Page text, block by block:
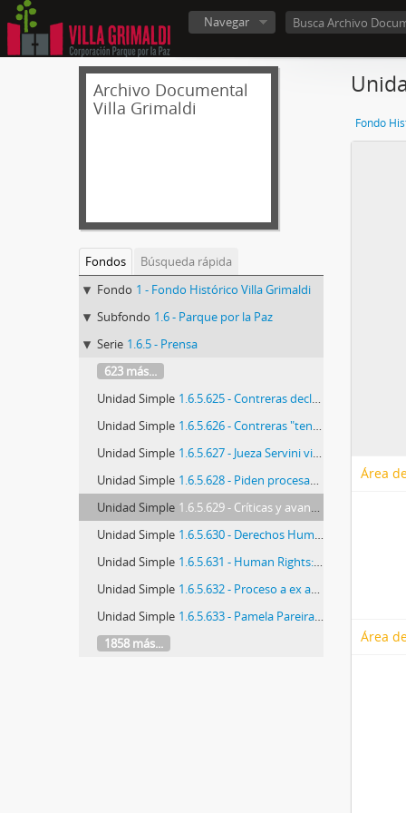
Navegar
Archivo Documental
Villa Grimaldi
Fondos
Búsqueda rápida
Fondo 1 - Fondo Histórico Villa Grimaldi
Subfondo 1.6 - Parque por la Paz
Serie 1.6.5 - Prensa
623 más...
Unidad Simple 1.6.5.625 - Contreras declararía ante jueza argentina
Unidad Simple 1.6.5.626 - Contreras "tendra mucho gusto" de recibir a la jueza Servini
Unidad Simple 1.6.5.627 - Jueza Servini viajará a Chile
Unidad Simple 1.6.5.628 - Piden procesamiento de primer civil en caso Comitiva Militar
Unidad Simple 1.6.5.629 - Críticas y avances en ley sobre exonerados políticos
Unidad Simple 1.6.5.630 - Derechos Humanos
Unidad Simple 1.6.5.631 - Human Rights: Detención de pinochet desafió a Concertación
Unidad Simple 1.6.5.632 - Proceso a ex agentes de la CNI
Unidad Simple 1.6.5.633 - Pamela Pareira y Sofía Prats llegaron a Buenos Aires por INDEMNIZACIÓN
1858 más...
Fondo
Área
Área